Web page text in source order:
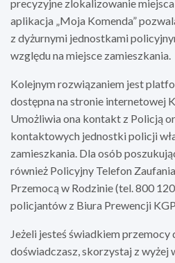
precyzyjne zlokalizowanie
aplikacja „Moja Komenda”
z dyżurnymi jednostkami
względu na miejsce zamieszkania.
Kolejnym rozwiązaniem jest
dostępna na stronie internetowej
Umożliwia ona kontakt z Policją
kontaktowych jednostki policji
zamieszkania. Dla osób
również Policyjny Telefon
Przemocą w Rodzinie (tel. 800
policjantów z Biura Prewencji
Jeżeli jesteś świadkiem przemocy
doświadczasz, skorzystaj z wyżej